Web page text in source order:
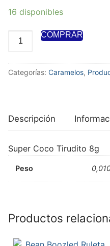
16 disponibles
COMPRAR
Categorías: Caramelos,
Descripción
Super Coco Tirudito 8g
Peso
Productos